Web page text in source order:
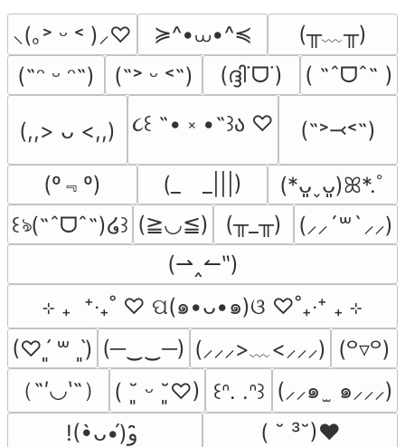
⸜(｡˃ ᵕ ˂ )⸝♡ ≽^•⩊•^≼
(╥﹏╥)
(˶ᵔ ᵕ ᵔ˶)
(˶˃ ᵕ ˂˶) (ദ്ദി˙ᗜ˙) ( ˶ˆᗜˆ˵ )
(,,> ᴗ <,,) ૮꒰ ˶• ༝ •˶꒱ა ♡ (˶˃⤙˂˶)
(º﹃º) (_　_|||)
(*ᴗ͈ˬᴗ͈)ꕤ*.ﾟ
꒰ঌ(˶ˆᗜˆ˵)໒꒱ (≧◡≦) (╥_╥)
(⸝⸝´꒳`⸝⸝)
(⇀‸↼‶)
⊹ ₊  ⁺‧₊˚ ♡ ପ(๑•ᴗ•๑)ଓ ♡˚₊‧⁺ ₊ ⊹
(♡ˊ͈ ꒳ ˋ͈) (─‿‿─) (⸝⸝⸝>﹏<⸝⸝⸝) (꒪▿꒪)
（˶′◡‵˶）
( ˘͈ ᵕ ˘͈♡) ꒰ᐢ. .ᐢ꒱ (⸝⸝๑  ̫ ๑⸝⸝⸝)
( ˘ ³˘)♥